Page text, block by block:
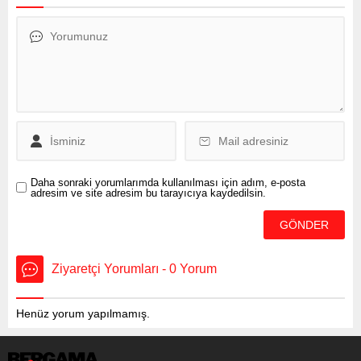
olduğunun altını çizen
henüz böyle bir
ben niyet ettim. Niyet etmek
önemli bir şey. Çünkü bir
Daha sonraki yorumlarımda kullanılması için adım, e-posta
adresim ve site adresim bu tarayıcıya kaydedilsin.
Ziyaretçi Yorumları - 0 Yorum
Henüz yorum yapılmamış.